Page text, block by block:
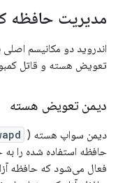
مدیریت حافظه
اندروید دو مکانیسم اصلی
تعویض هسته و قاتل
دیمن تعویض هسته
دیمن سواپ هسته (
حافظه استفاده شده را به
فعال می‌شود که حافظه